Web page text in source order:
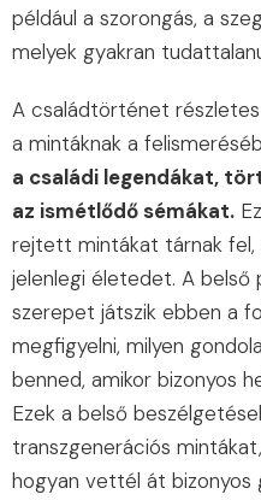
például a szorongás, a
melyek gyakran
A családtörténet
a mintáknak a
a családi legendákat,
az ismétlődő sémákat.
rejtett mintákat tárnak fel,
jelenlegi életedet. A belső
szerepet játszik ebben a
megfigyelni, milyen
benned, amikor bizonyos
Ezek a belső
transzgenerációs
hogyan vettél át